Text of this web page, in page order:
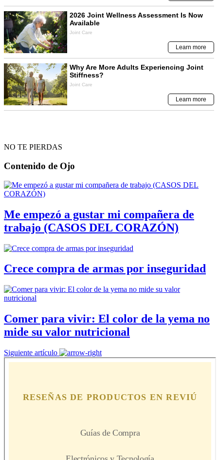
NO TE PIERDAS
Contenido de Ojo
Me empezó a gustar mi compañera de
trabajo (CASOS DEL CORAZÓN)
Crece compra de armas por inseguridad
Comer para vivir: El color de la yema no
mide su valor nutricional
Siguiente artículo